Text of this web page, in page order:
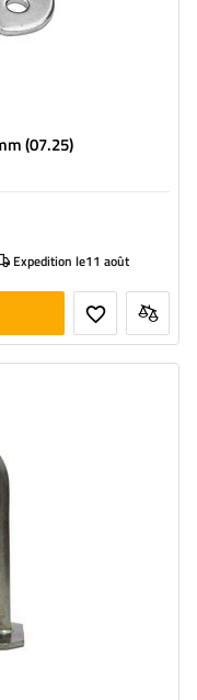
(07.25)
Expedition le11 août